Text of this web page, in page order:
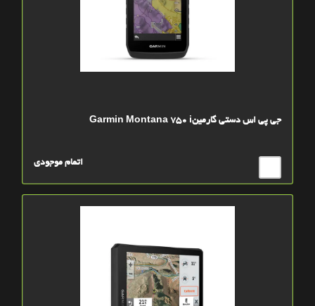
جی پی اس دستی گارمینGarmin Montana 750 i
اتمام موجودی